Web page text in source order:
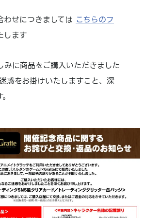
せにつきましては こちらのフ
します
みに商品をご購入いただきました
惑をお掛けいたしますこと、深